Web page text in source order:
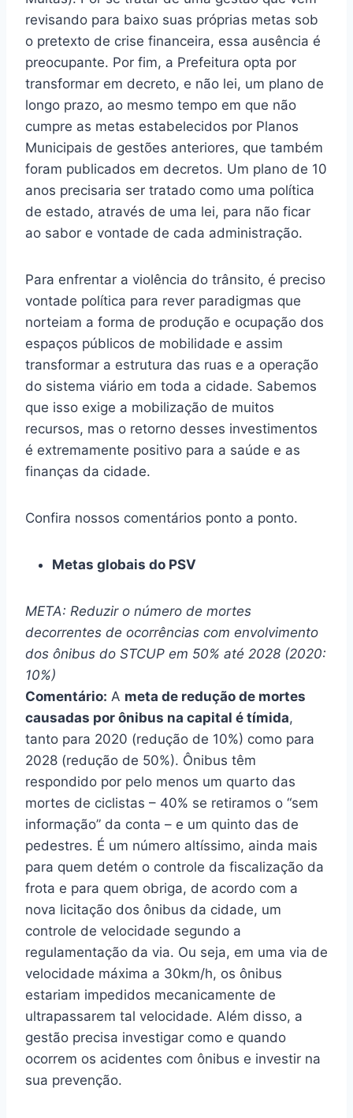
revisando para baixo suas próprias metas sob
o pretexto de crise financeira, essa ausência é
preocupante. Por fim, a Prefeitura opta por
transformar em decreto, e não lei, um plano de
longo prazo, ao mesmo tempo em que não
cumpre as metas estabelecidos por Planos
Municipais de gestões anteriores, que também
foram publicados em decretos. Um plano de 10
anos precisaria ser tratado como uma política
de estado, através de uma lei, para não ficar
ao sabor e vontade de cada administração.
Para enfrentar a violência do trânsito, é preciso
vontade política para rever paradigmas que
norteiam a forma de produção e ocupação dos
espaços públicos de mobilidade e assim
transformar a estrutura das ruas e a operação
do sistema viário em toda a cidade. Sabemos
que isso exige a mobilização de muitos
recursos, mas o retorno desses investimentos
é extremamente positivo para a saúde e as
finanças da cidade.
Confira nossos comentários ponto a ponto.
Metas globais do PSV
META: Reduzir o número de mortes
decorrentes de ocorrências com envolvimento
dos ônibus do STCUP em 50% até 2028 (2020:
10%)
Comentário: A meta de redução de mortes
causadas por ônibus na capital é tímida,
tanto para 2020 (redução de 10%) como para
2028 (redução de 50%). Ônibus têm
respondido por pelo menos um quarto das
mortes de ciclistas – 40% se retiramos o “sem
informação” da conta – e um quinto das de
pedestres. É um número altíssimo, ainda mais
para quem detém o controle da fiscalização da
frota e para quem obriga, de acordo com a
nova licitação dos ônibus da cidade, um
controle de velocidade segundo a
regulamentação da via. Ou seja, em uma via de
velocidade máxima a 30km/h, os ônibus
estariam impedidos mecanicamente de
ultrapassarem tal velocidade. Além disso, a
gestão precisa investigar como e quando
ocorrem os acidentes com ônibus e investir na
sua prevenção.